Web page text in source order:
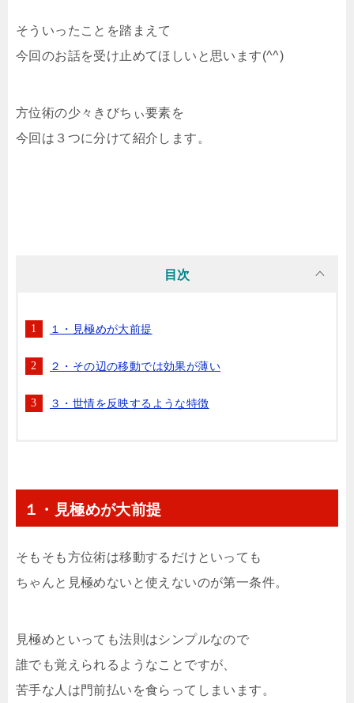
そういったことを踏まえて
今回のお話を受け止めてほしいと思います(^^)
方位術の少々きびちぃ要素を
今回は３つに分けて紹介します。
目次
１・見極めが大前提
２・その辺の移動では効果が薄い
３・世情を反映するような特徴
１・見極めが大前提
そもそも方位術は移動するだけといっても
ちゃんと見極めないと使えないのが第一条件。
見極めといっても法則はシンプルなので
誰でも覚えられるようなことですが、
苦手な人は門前払いを食らってしまいます。